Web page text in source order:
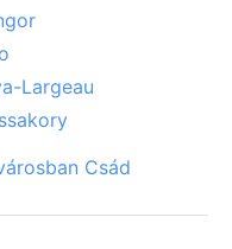
Largeau
Csád